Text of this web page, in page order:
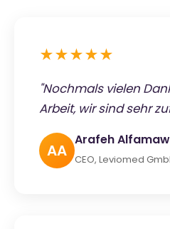
★★★★★
"Nochmals vielen
Arbeit, wir sind sehr
AA
Arafeh
CEO, Leviomed